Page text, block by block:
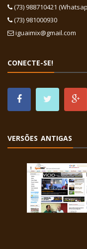
(73) 988710421
(73) 981000930
iguaimix@gmail.com
CONECTE-SE!
VERSÕES ANTIGAS